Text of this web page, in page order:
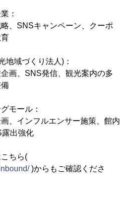
：
、SNSキャンペーン、クーポ
域づくり法人)：
画、SNS発信、観光案内の多
モール：
、インフルエンサー施策、館内
出強化
ちら(
)からもご確認くださ